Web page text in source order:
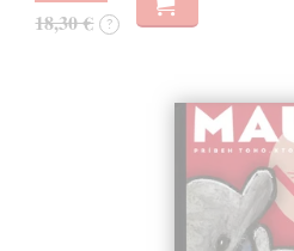
18,30 € ?